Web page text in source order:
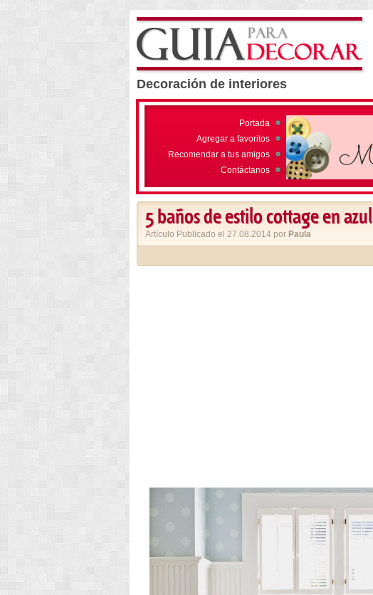
Decoración de interiores
Portada
Agregar a favoritos
Recomendar a tus amigos
Contáctanos
5 baños de estilo cottage en azul
Artículo Publicado el 27.08.2014 por Paula